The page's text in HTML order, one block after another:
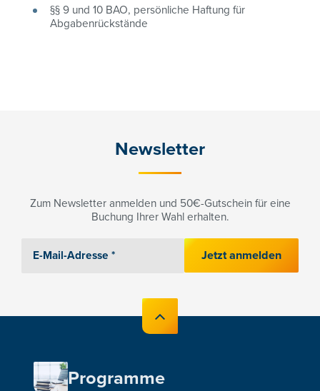
§§ 9 und 10 BAO, persönliche Haftung für
Abgabenrückstände
Newsletter
Zum Newsletter anmelden und 50€-Gutschein für eine
Buchung Ihrer Wahl erhalten.
Jetzt anmelden
Programme